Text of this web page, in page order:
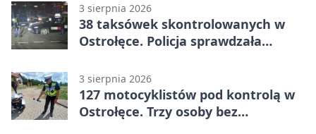
3 sierpnia 2026
38 taksówek skontrolowanych w
Ostrołęce. Policja sprawdzała
3 sierpnia 2026
127 motocyklistów pod kontrolą w
Ostrołęce. Trzy osoby bez